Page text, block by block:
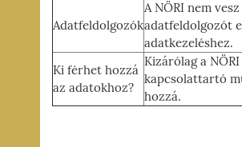
Adatfeldolgozók
A NÖRI nem
adatfeldolgozót
adatkezeléshez.
Ki férhet hozzá
az adatokhoz?
Kizárólag a
kapcsolattartó
hozzá.